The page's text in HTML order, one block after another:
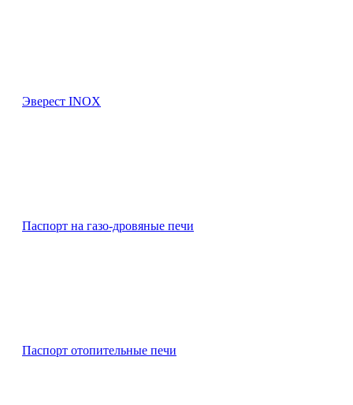
Эверест INOX
Паспорт на газо-дровяные печи
Паспорт отопительные печи